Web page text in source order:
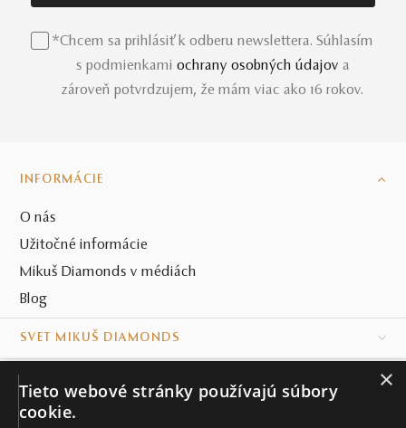
neprehliadnuteľná.
*Chcem sa prihlásiť k odberu newslettera. Súhlasím
s podmienkami ochrany osobných údajov a
zároveň potvrdzujem, že mám viac ako 16 rokov.
INFORMÁCIE
O nás
Užitočné informácie
Mikuš Diamonds v médiách
Blog
SVET MIKUŠ DIAMONDS
KONTAKT
×
Tieto webové stránky používajú súbory
cookie.